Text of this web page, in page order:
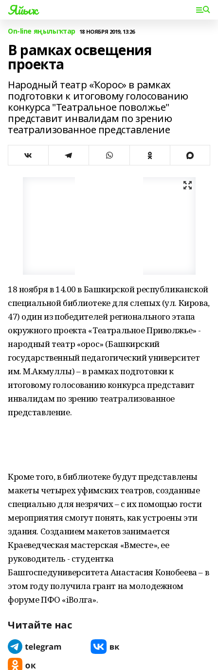
Яйыҡ
On-line яңылыҡтар 18 НОЯБРЯ 2019, 13:26
В рамках освещения
проекта
Народный театр «Ҡорос» в рамках
подготовки к итоговому голосованию
конкурса "Театральное поволжье"
представит инвалидам по зрению
театрализованное представление
18 ноября в 14.00 в Башкирской республиканской
специальной библиотеке для слепых (ул. Кирова,
47) один из победителей регионального этапа
окружного проекта «Театральное Приволжье» -
народный театр «Ҡорос» (Башкирский
государственный педагогический университет
им. М.Акмуллы) – в рамках подготовки к
итоговому голосованию конкурса представит
инвалидам по зрению театрализованное
представление.
Кроме того, в библиотеке будут представлены
макеты четырех уфимских театров, созданные
специально для незрячих – с их помощью гости
мероприятия смогут понять, как устроены эти
здания. Созданием макетов занимается
Краеведческая мастерская «Вместе», ее
руководитель - студентка
Башгоспедуниверситета Анастасия Конобеева – в
этом году получила грант на молодежном
форуме ПФО «iВолга».
Читайте нас